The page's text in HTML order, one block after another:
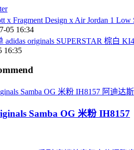
x Fragment Design x Air Jordan 1
05 16:34
originals SUPERSTAR 棕白
16:35
阿迪达斯
Samba OG 米粉 IH8157